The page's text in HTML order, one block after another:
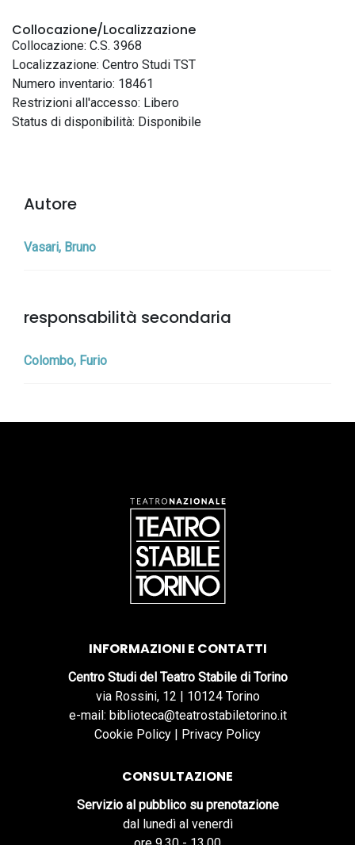
Collocazione/Localizzazione
Collocazione: C.S. 3968
Localizzazione: Centro Studi TST
Numero inventario: 18461
Restrizioni all'accesso: Libero
Status di disponibilità: Disponibile
Autore
Vasari, Bruno
responsabilità secondaria
Colombo, Furio
INFORMAZIONI E CONTATTI
Centro Studi del Teatro Stabile di Torino
via Rossini, 12 | 10124 Torino
e-mail: biblioteca@teatrostabiletorino.it
Cookie Policy | Privacy Policy
CONSULTAZIONE
Servizio al pubblico su prenotazione
dal lunedì al venerdì